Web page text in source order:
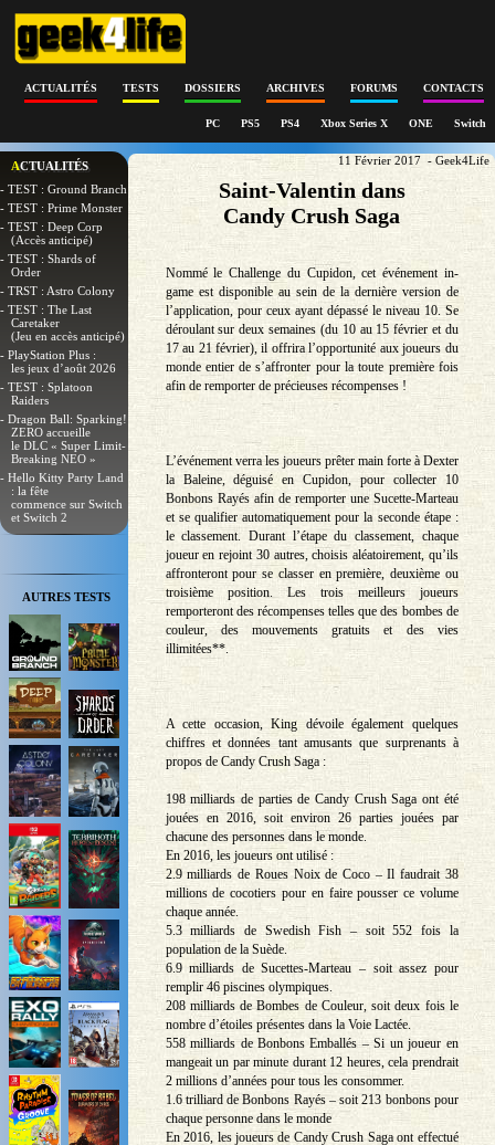
ACTUALITÉS TESTS DOSSIERS ARCHIVES FORUMS CONTACTS
PC PS5 PS4 Xbox Series X ONE Switch
ACTUALITÉS
- TEST : Ground Branch
- TEST : Prime Monster
- TEST : Deep Corp
(Accès anticipé)
- TEST : Shards of
Order
- TRST : Astro Colony
- TEST : The Last
Caretaker
(Jeu en accès anticipé)
- PlayStation Plus :
les jeux d’août 2026
- TEST : Splatoon
Raiders
- Dragon Ball: Sparking!
ZERO accueille
le DLC « Super Limit-
Breaking NEO »
- Hello Kitty Party Land
: la fête
commence sur Switch
et Switch 2
AUTRES TESTS
11 Février 2017 - Geek4Life
Saint-Valentin dans
Candy Crush Saga
Nommé le Challenge du Cupidon, cet événement in-
game est disponible au sein de la dernière version de
l’application, pour ceux ayant dépassé le niveau 10. Se
déroulant sur deux semaines (du 10 au 15 février et du
17 au 21 février), il offrira l’opportunité aux joueurs du
monde entier de s’affronter pour la toute première fois
afin de remporter de précieuses récompenses !
L’événement verra les joueurs prêter main forte à Dexter
la Baleine, déguisé en Cupidon, pour collecter 10
Bonbons Rayés afin de remporter une Sucette-Marteau
et se qualifier automatiquement pour la seconde étape :
le classement. Durant l’étape du classement, chaque
joueur en rejoint 30 autres, choisis aléatoirement, qu’ils
affronteront pour se classer en première, deuxième ou
troisième position. Les trois meilleurs joueurs
remporteront des récompenses telles que des bombes de
couleur, des mouvements gratuits et des vies
illimitées**.
A cette occasion, King dévoile également quelques
chiffres et données tant amusants que surprenants à
propos de Candy Crush Saga :
198 milliards de parties de Candy Crush Saga ont été
jouées en 2016, soit environ 26 parties jouées par
chacune des personnes dans le monde.
En 2016, les joueurs ont utilisé :
2.9 milliards de Roues Noix de Coco – Il faudrait 38
millions de cocotiers pour en faire pousser ce volume
chaque année.
5.3 milliards de Swedish Fish – soit 552 fois la
population de la Suède.
6.9 milliards de Sucettes-Marteau – soit assez pour
remplir 46 piscines olympiques.
208 milliards de Bombes de Couleur, soit deux fois le
nombre d’étoiles présentes dans la Voie Lactée.
558 milliards de Bonbons Emballés – Si un joueur en
mangeait un par minute durant 12 heures, cela prendrait
2 millions d’années pour tous les consommer.
1.6 trilliard de Bonbons Rayés – soit 213 bonbons pour
chaque personne dans le monde
En 2016, les joueurs de Candy Crush Saga ont effectué